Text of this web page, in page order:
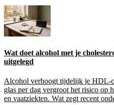
Wat doet alcohol met je
uitgelegd
Alcohol verhoogt tijdelijk je HDL-
glas per dag vergroot het risico op
en vaatziekten. Wat zegt recent